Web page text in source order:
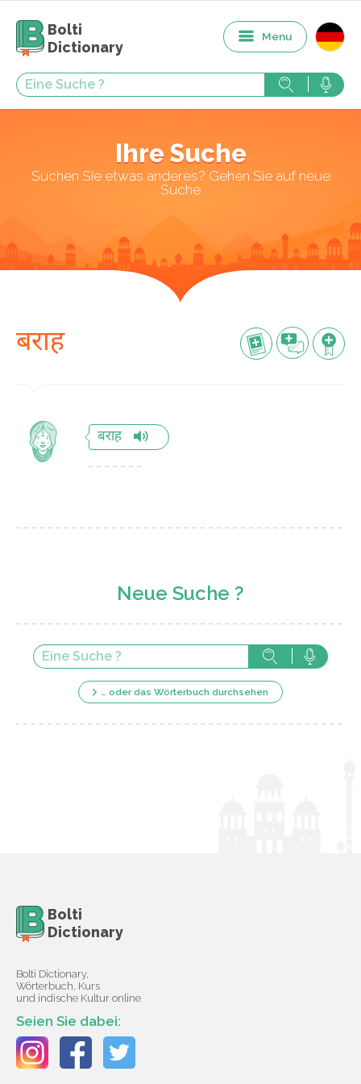
Bolti
Dictionary
Menu
Ihre Suche
Suchen Sie etwas anderes? Gehen Sie auf neue
Suche
बराह
बराह
Neue Suche ?
… oder das Wörterbuch durchsehen
Bolti
Dictionary
Bolti Dictionary,
Wörterbuch, Kurs
und indische Kultur online
Seien Sie dabei: